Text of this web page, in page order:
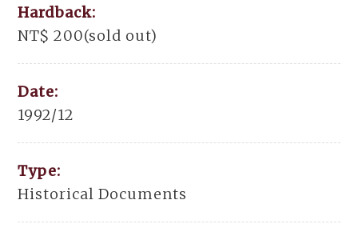
Hardback:
NT$ 200(sold out)
Date:
1992/12
Type:
Historical Documents